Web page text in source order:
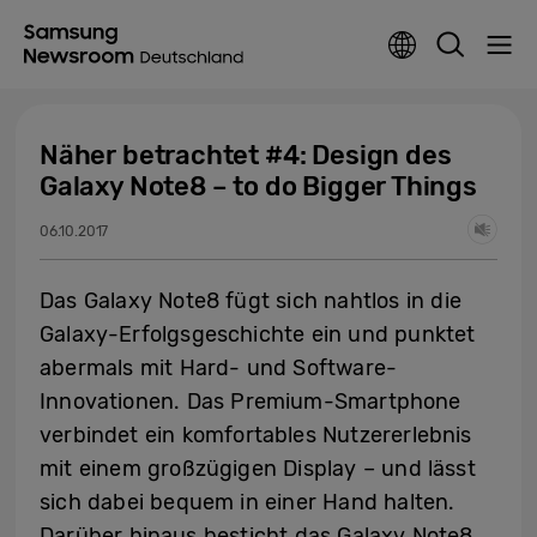
Näher betrachtet #4: Design des
Galaxy Note8 – to do Bigger Things
06.10.2017
Das Galaxy Note8 fügt sich nahtlos in die
Galaxy-Erfolgsgeschichte ein und punktet
abermals mit Hard- und Software-
Innovationen. Das Premium-Smartphone
verbindet ein komfortables Nutzererlebnis
mit einem großzügigen Display – und lässt
sich dabei bequem in einer Hand halten.